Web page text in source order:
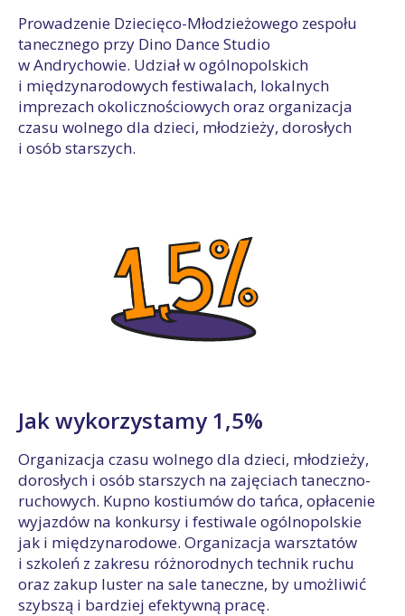
Prowadzenie Dziecięco-Młodzieżowego zespołu
tanecznego przy Dino Dance Studio
w Andrychowie. Udział w ogólnopolskich
i międzynarodowych festiwalach, lokalnych
imprezach okolicznościowych oraz organizacja
czasu wolnego dla dzieci, młodzieży, dorosłych
i osób starszych.
Jak wykorzystamy 1,5%
Organizacja czasu wolnego dla dzieci, młodzieży,
dorosłych i osób starszych na zajęciach taneczno-
ruchowych. Kupno kostiumów do tańca, opłacenie
wyjazdów na konkursy i festiwale ogólnopolskie
jak i międzynarodowe. Organizacja warsztatów
i szkoleń z zakresu różnorodnych technik ruchu
oraz zakup luster na sale taneczne, by umożliwić
szybszą i bardziej efektywną pracę.